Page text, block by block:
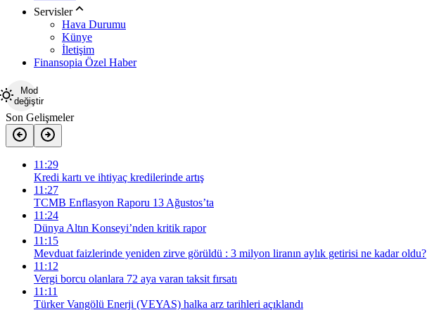
Servisler
Hava Durumu
Künye
İletişim
Finansopia Özel Haber
Mod
değiştir
Son Gelişmeler
11:29
Kredi kartı ve ihtiyaç kredilerinde artış
11:27
TCMB Enflasyon Raporu 13 Ağustos’ta
11:24
Dünya Altın Konseyi’nden kritik rapor
11:15
Mevduat faizlerinde yeniden zirve görüldü : 3 milyon liranın aylık getirisi ne kadar oldu?
11:12
Vergi borcu olanlara 72 aya varan taksit fırsatı
11:11
Türker Vangölü Enerji (VEYAS) halka arz tarihleri açıklandı